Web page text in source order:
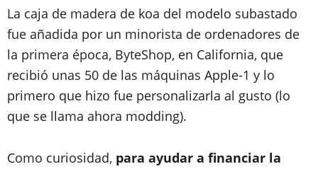
La caja de madera de koa del modelo subastado
fue añadida por un minorista de ordenadores de
la primera época, ByteShop, en California, que
recibió unas 50 de las máquinas Apple-1 y lo
primero que hizo fue personalizarla al gusto (lo
que se llama ahora modding).
Como curiosidad, para ayudar a financiar la